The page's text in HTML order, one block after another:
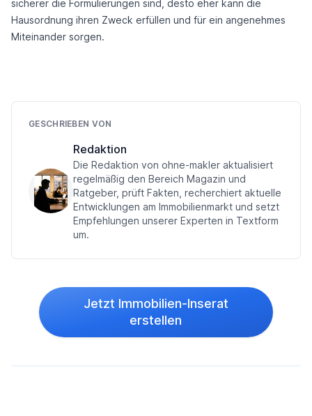
sicherer die Formulierungen sind, desto eher kann die
Hausordnung ihren Zweck erfüllen und für ein angenehmes
Miteinander sorgen.
GESCHRIEBEN VON
Redaktion
Die Redaktion von ohne-makler aktualisiert
regelmäßig den Bereich Magazin und
Ratgeber, prüft Fakten, recherchiert aktuelle
Entwicklungen am Immobilienmarkt und setzt
Empfehlungen unserer Experten in Textform
um.
Jetzt Immobilien-Inserat
erstellen